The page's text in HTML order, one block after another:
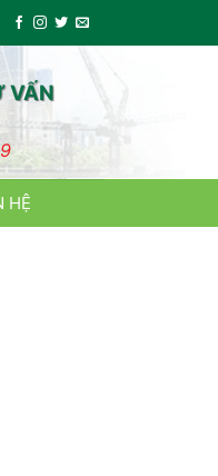
VẤN
HỆ